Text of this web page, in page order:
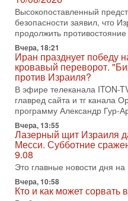
Хватит отменять атаки!
Израиль готов ударить
В эфире телеканала ITON-
ЦАХАЛа в отставке,
Ведет программу Александр
3-08-2026, 15:23
Иран задыхается. КСИР
последних союзников.
В эфире ITON-TV доктор
политолог, в прошлом –
Азербайджана Гейдара
Александр
3-08-2026, 11:09
Выборы в Израиле в
спецотдел
В этом выпуске мы
тем израильской политики.
Служба общей
Высокопоставленный
безопасности заявил, что
продолжить
Вчера, 18:21
Иран празднует победу
кровавый переворот.
против Израиля?
В эфире телеканала ITON-
главред сайта и тг канала
программу Александр Гур-
Вчера, 13:55
Лазерный щит Израиля
Месси. Субботние
9.08
Это главные новости дня на
Вчера, 10:58
Кто и как может